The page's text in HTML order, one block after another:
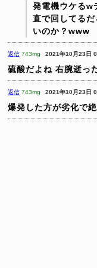
発電機ウケるw
直で回してる
いのか？www
返信 743mg 2021年10月23日
硫酸だよね 右腕逝っ
返信 743mg 2021年10月23日
爆発した方が劣化で